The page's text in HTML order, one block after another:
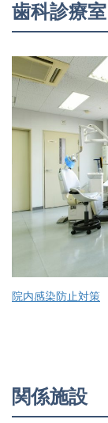
歯科診療室
院内感染防止対策
関係施設